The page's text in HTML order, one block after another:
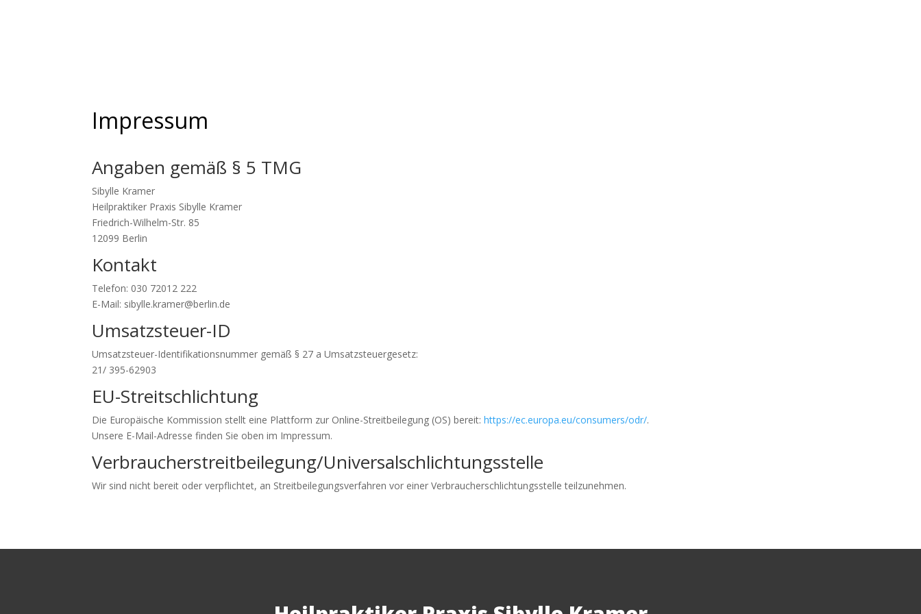
Impressum
Angaben gemäß § 5 TMG
Sibylle Kramer
Heilpraktiker Praxis Sibylle Kramer
Friedrich-Wilhelm-Str. 85
12099 Berlin
Kontakt
Telefon: 030 72012 222
E-Mail: sibylle.kramer@berlin.de
Umsatzsteuer-ID
Umsatzsteuer-Identifikationsnummer gemäß § 27 a Umsatzsteuergesetz:
21/ 395-62903
EU-Streitschlichtung
Die Europäische Kommission stellt eine Plattform zur Online-Streitbeilegung (OS) bereit:https://ec.europa.eu/consumers/odr/.
Unsere E-Mail-Adresse finden Sie oben im Impressum.
Verbraucher­streit­beilegung/Universal­schlichtungs­stelle
Wir sind nicht bereit oder verpflichtet, an Streitbeilegungsverfahren vor einer Verbraucherschlichtungsstelle teilzunehmen.